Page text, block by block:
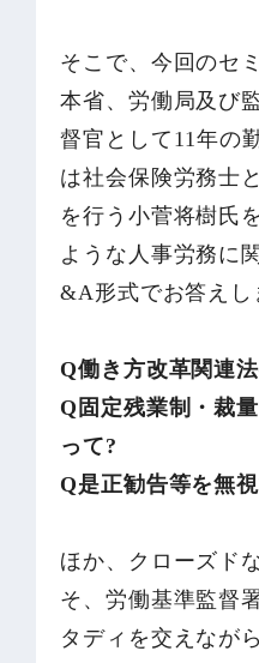
そこで、今回のセ
本省、労働局及び
督官として11年の
は社会保険労務士
を行う小菅将樹氏
ような人事労務に
&A形式でお答えし
Q働き方改革関連
Q固定残業制・裁
って?
Q是正勧告等を無
ほか、クローズド
そ、労働基準監督
タディを交えなが